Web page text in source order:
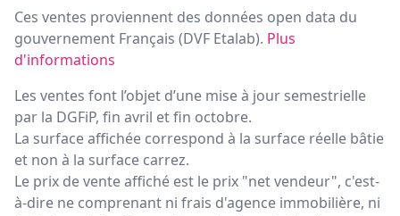
Ces ventes proviennent des données open data du
gouvernement Français (DVF Etalab). Plus
d'informations
Les ventes font l’objet d’une mise à jour semestrielle
par la DGFiP, fin avril et fin octobre.
La surface affichée correspond à la surface réelle bâtie
et non à la surface carrez.
Le prix de vente affiché est le prix "net vendeur", c'est-
à-dire ne comprenant ni frais d'agence immobilière, ni